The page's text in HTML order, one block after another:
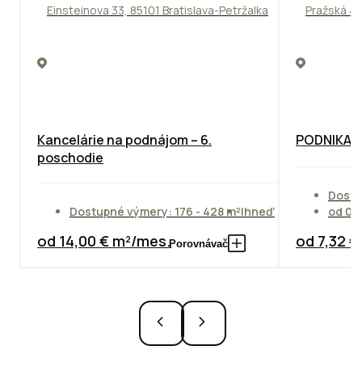
Einsteinova 33, 85101 Bratislava-Petržalka
Kancelárie na podnájom – 6.
poschodie
Dostupné výmery: 176 - 428 m²Ihneď
od 14,00 € m²/mes.Porovnávač
Pražská
od
od 7,32